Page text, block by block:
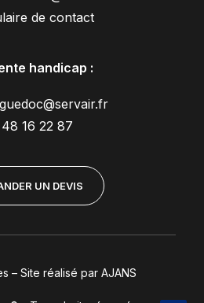
de contact
handicap :
16 22 87
UN DEVIS
– Site réalisé par AJANS